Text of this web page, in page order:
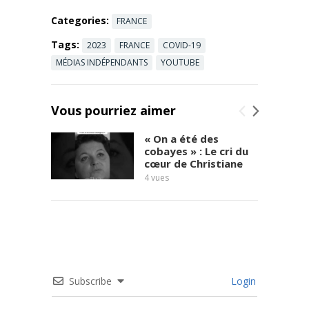
Categories: FRANCE
Tags: 2023 FRANCE
COVID-19
MÉDIAS INDÉPENDANTS
YOUTUBE
Vous pourriez aimer
« On a été des
cobayes » : Le cri du
cœur de Christiane
4vues
Subscribe Login